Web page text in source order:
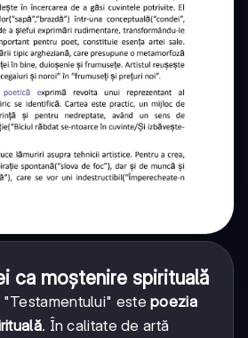
ca moștenire spirituală
"Testamentului" estepoezia
. În calitate de artă